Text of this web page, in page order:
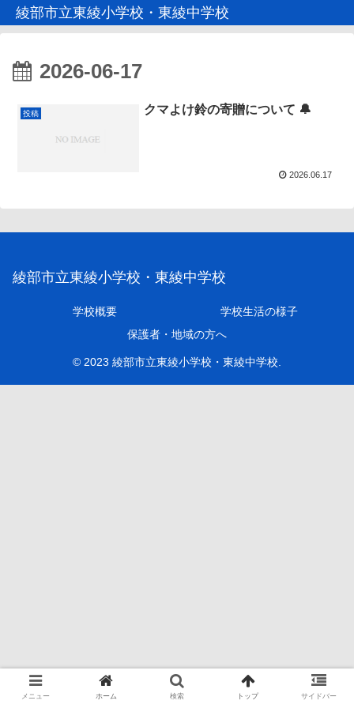
綾部市立東綾小学校・東綾中学校
2026-06-17
投稿 クマよけ鈴の寄贈について 🔔
2026.06.17
綾部市立東綾小学校・東綾中学校
学校概要
学校生活の様子
保護者・地域の方へ
© 2023 綾部市立東綾小学校・東綾中学校.
メニュー ホーム 検索 トップ サイドバー